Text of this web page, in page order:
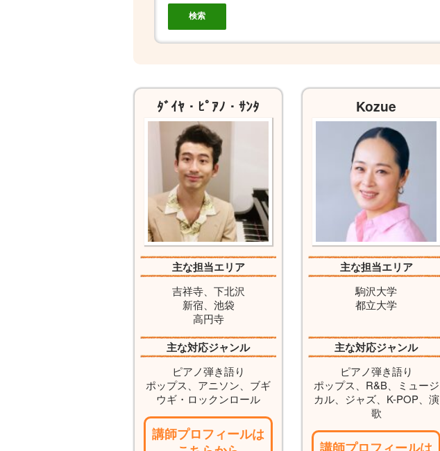
ﾀﾞｲﾔ・ﾋﾟｱﾉ・ｻﾝﾀ
主な担当エリア
吉祥寺、下北沢
新宿、池袋
高円寺
主な対応ジャンル
ピアノ弾き語り
ポップス、アニソン、ブギ
ウギ・ロックンロール
講師プロフィールは
Kozue
主な担当エリア
駒沢大学
都立大学
主な対応ジャンル
ピアノ弾き語り
ポップス、R&B、ミュージ
カル、ジャズ、K-POP、演
歌
講師プロフィールは